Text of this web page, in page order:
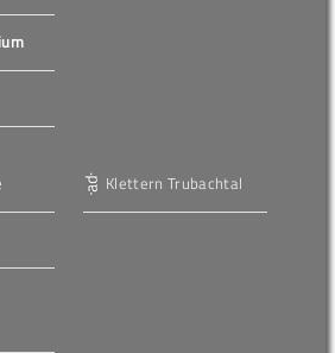
Klettern Trubachtal